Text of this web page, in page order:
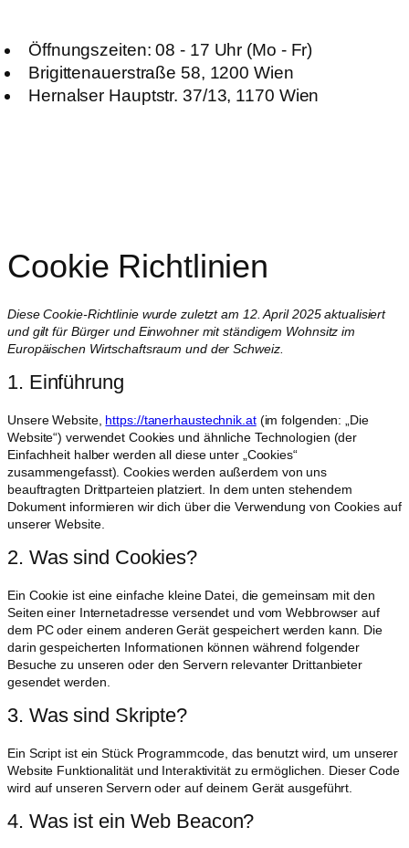
Öffnungszeiten: 08 - 17 Uhr (Mo - Fr)
Brigittenauerstraße 58, 1200 Wien
Hernalser Hauptstr. 37/13, 1170 Wien
Cookie Richtlinien
Diese Cookie-Richtlinie wurde zuletzt am 12. April 2025 aktualisiert
und gilt für Bürger und Einwohner mit ständigem Wohnsitz im
Europäischen Wirtschaftsraum und der Schweiz.
1. Einführung
Unsere Website, https://tanerhaustechnik.at(im folgenden: „Die
Website“) verwendet Cookies und ähnliche Technologien (der
Einfachheit halber werden all diese unter „Cookies“
zusammengefasst). Cookies werden außerdem von uns
beauftragten Drittparteien platziert. In dem unten stehendem
Dokument informieren wir dich über die Verwendung von Cookies auf
unserer Website.
2. Was sind Cookies?
Ein Cookie ist eine einfache kleine Datei, die gemeinsam mit den
Seiten einer Internetadresse versendet und vom Webbrowser auf
dem PC oder einem anderen Gerät gespeichert werden kann. Die
darin gespeicherten Informationen können während folgender
Besuche zu unseren oder den Servern relevanter Drittanbieter
gesendet werden.
3. Was sind Skripte?
Ein Script ist ein Stück Programmcode, das benutzt wird, um unserer
Website Funktionalität und Interaktivität zu ermöglichen. Dieser Code
wird auf unseren Servern oder auf deinem Gerät ausgeführt.
4. Was ist ein Web Beacon?